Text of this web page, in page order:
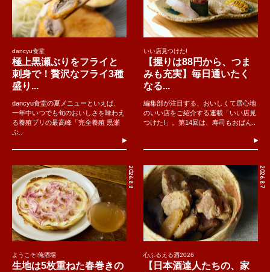
dancyu食堂
極上黒瀬ぶりをフライと
刺身で！贅沢なフライ3種
盛り...
dancyu食堂の夏メニューといえば、
一年中いつでも旬のおいしさを味わえ
る養殖ブリの最高峰「完全養殖 黒瀬
ぶ..
いい店見つけた!
【握りは88円から、つま
みも充実】毎日通いたく
なる...
編集部が注目する、おいしくて居心地
のいい店をご紹介する連載「いい店見
つけた!」。第14回は、寿司もおばん..
2026.8.8
ようこそ!俺酒場
生地は5枚重ねた春巻きの
2026.8.7
心ふるえる酒2026
【日本酒達人たちの、家